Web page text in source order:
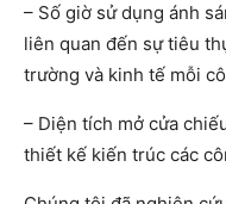
– Số giờ sử dụng ánh
liên quan đến sự tiêu
trường và kinh tế mỗi
– Diện tích mở cửa
thiết kế kiến trúc các